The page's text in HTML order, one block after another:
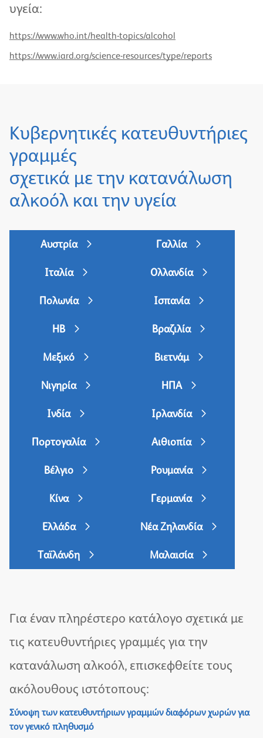
υγεία:
https://www.who.int/health-topics/alcohol
https://www.iard.org/science-resources/type/reports
Κυβερνητικές κατευθυντήριες
γραμμές
σχετικά με την κατανάλωση
αλκοόλ και την υγεία
Αυστρία Γαλλία
Ιταλία Ολλανδία
Πολωνία Ισπανία
ΗΒ Βραζιλία
Μεξικό Βιετνάμ
Νιγηρία ΗΠΑ
Ινδία Ιρλανδία
Πορτογαλία Αιθιοπία
Βέλγιο Ρουμανία
Κίνα Γερμανία
Ελλάδα Νέα Ζηλανδία
Ταϊλάνδη Μαλαισία
Για έναν πληρέστερο κατάλογο σχετικά με
τις κατευθυντήριες γραμμές για την
κατανάλωση αλκοόλ, επισκεφθείτε τους
ακόλουθους ιστότοπους:
Σύνοψη των κατευθυντήριων γραμμών διαφόρων χωρών για
τον γενικό πληθυσμό